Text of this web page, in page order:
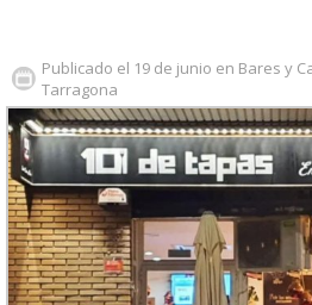
Publicado el 19 de junio en Bares y
Tarragona